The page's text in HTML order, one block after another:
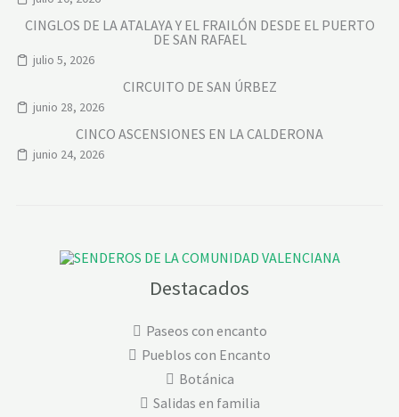
CINGLOS DE LA ATALAYA Y EL FRAILÓN DESDE EL PUERTO
DE SAN RAFAEL
julio 5, 2026
CIRCUITO DE SAN ÚRBEZ
junio 28, 2026
CINCO ASCENSIONES EN LA CALDERONA
junio 24, 2026
Destacados
Paseos con encanto
Pueblos con Encanto
Botánica
Salidas en familia